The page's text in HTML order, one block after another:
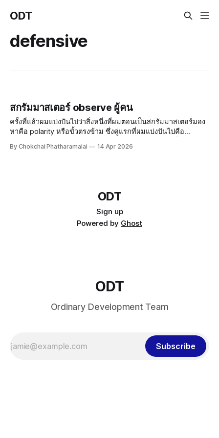
ODT
defensive
สกรัมมาสเตอร์ observe ผู้คน
ครั้งที่แล้วผมแบ่งปันไปว่าสิ่งหนึ่งที่ผมตอนเป็นสกรัมมาสเตอร์มอง
หาคือ polarity หรือขั้วตรงข้าม ซึ่งคู่แรกที่ผมแบ่งปันไปคือ
แบ่งปันอีกรูปแบบหนึ่งของ 2 ขั้วนี้ที่เรียกว่า survive (อยู่รอด
By Chokchai Phatharamalai 14 Apr 2026
ODT
Sign up
Powered by Ghost
ODT
Ordinary Development Team
Subscribe